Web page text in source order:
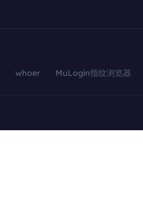
whoer MuLogin指纹浏览器